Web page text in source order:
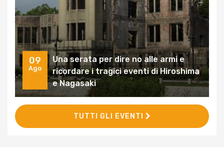
09
Ago
Una serata per dire no alle armi e
ricordare i tragici eventi di Hiroshima
e Nagasaki
TUTTI GLI EVENTI